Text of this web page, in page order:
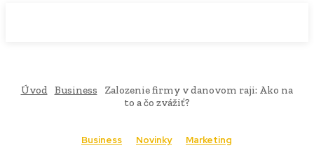
Úvod Business
Zalozenie firmy v danovom raji: Ako na
to a čo zvážiť?
Business Novinky Marketing